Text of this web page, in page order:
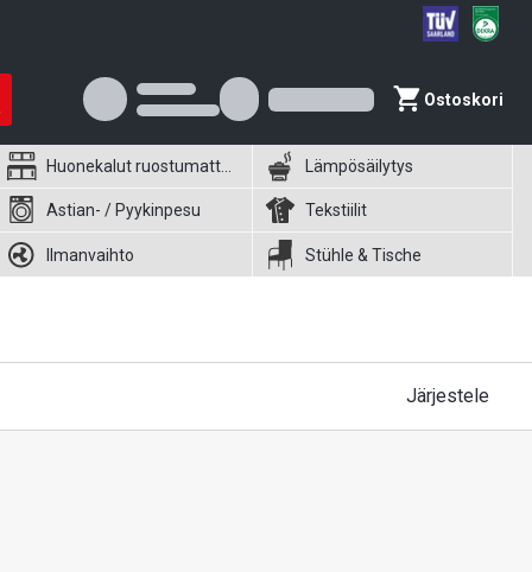
Ostoskori
Huonekalut ruostumattomasta teräksestä Lämpösäilytys
Astian- / Pyykinpesu Tekstiilit
Ilmanvaihto Stühle & Tische
Järjestele